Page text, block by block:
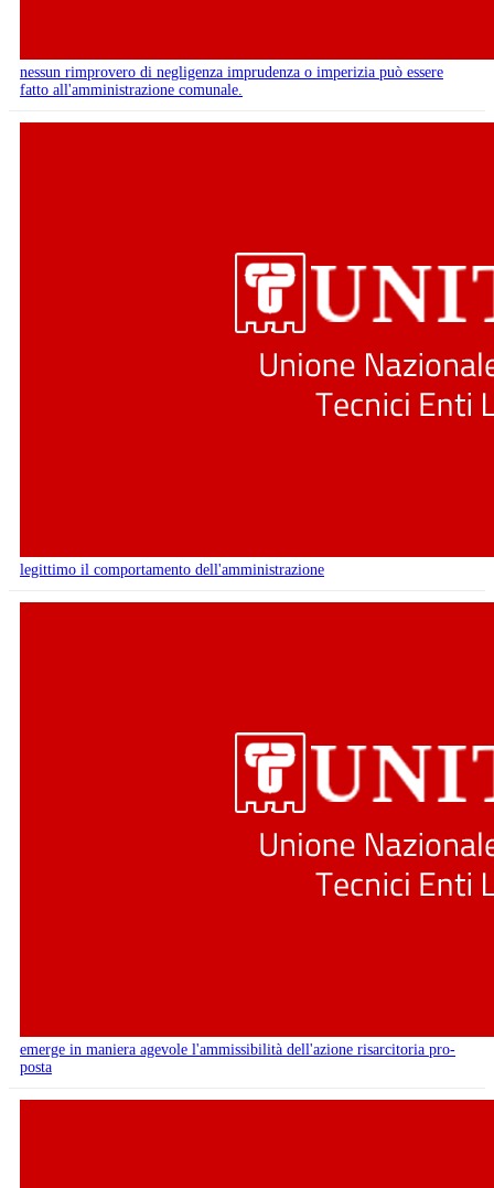
nessun rimprovero di negligenza imprudenza o imperizia può essere
fatto all'amministrazione comunale.
legittimo il comportamento dell'amministrazione
emerge in maniera agevole l'ammissibilità dell'azione risarcitoria pro-
posta